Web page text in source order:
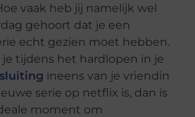
vaak heb jij namelijk wel
gehoort dat je een
echt gezien moet hebben.
tijdens het hardlopen in je
ineens van je vriendin
serie op netflix is, dan is
moment om